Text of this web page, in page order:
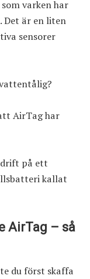
varken har
Det är en liten
sensorer
AirTag har
på ett
kallat
AirTag – så
du först skaffa